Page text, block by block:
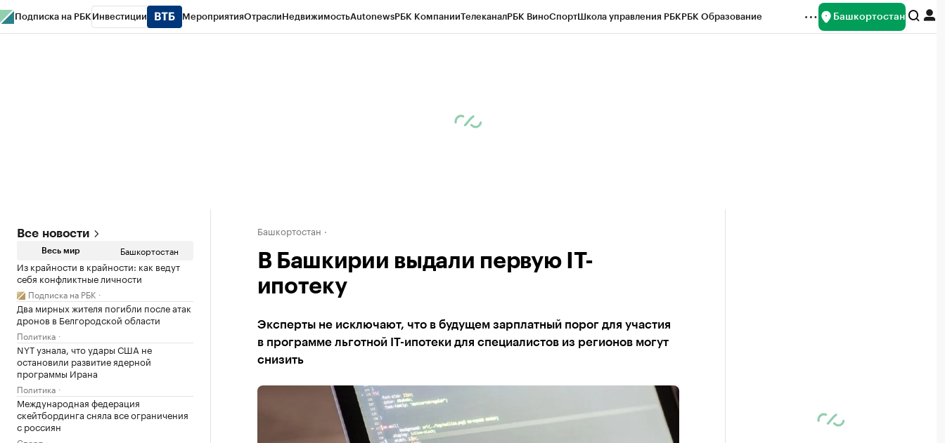
Подписка на РБК Инвестиции МероприятияОтраслиНедвижимостьAutonewsРБК КомпанииТелеканалРБК ВиноСпортШкола управления РБКРБК Образование Башкортостан
Все новости
Весь мир Башкортостан
Из крайности в крайности: как ведут
себя конфликтные личности
Подписка на РБК
Два мирных жителя погибли после атак
дронов в Белгородской области
Политика
NYT узнала, что удары США не
остановили развитие ядерной
программы Ирана
Политика
Международная федерация
скейтбординга сняла все ограничения
с россиян
Башкортостан
В Башкирии выдали первую IT-
ипотеку
Эксперты не исключают, что в будущем зарплатный порог для участия
в программе льготной IT-ипотеки для специалистов из регионов могут
снизить